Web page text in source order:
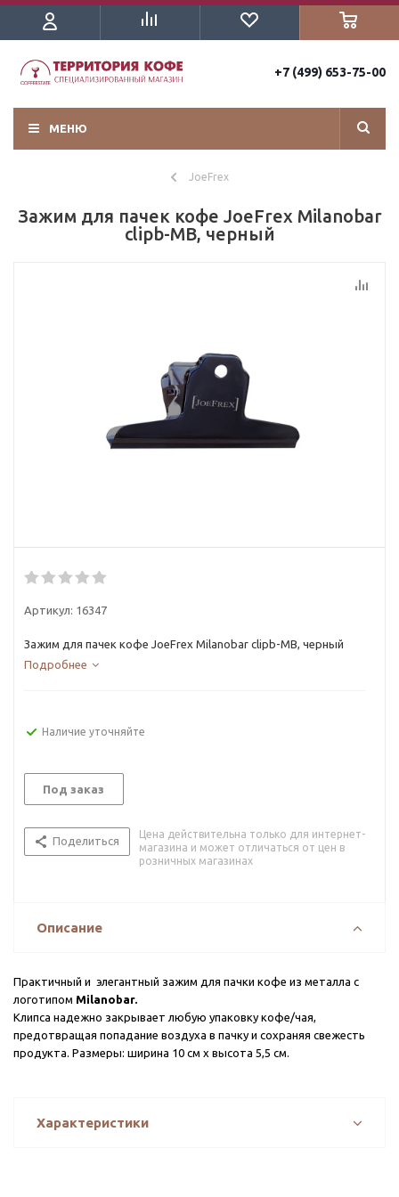
+7 (499) 653-75-00
МЕНЮ
JoeFrex
Зажим для пачек кофе JoeFrex Milanobar
clipb-MB, черный
Артикул: 16347
Зажим для пачек кофе JoeFrex Milanobar clipb-MB, черный
Подробнее
Наличие уточняйте
Под заказ
Поделиться
Цена действительна только для интернет-
магазина и может отличаться от цен в
розничных магазинах
Описание
Практичный и элегантный зажим для пачки кофе из металла с
логотипом Milanobar.
Клипса надежно закрывает любую упаковку кофе/чая,
предотвращая попадание воздуха в пачку и сохраняя свежесть
продукта. Размеры: ширина 10 см х высота 5,5 см.
Характеристики